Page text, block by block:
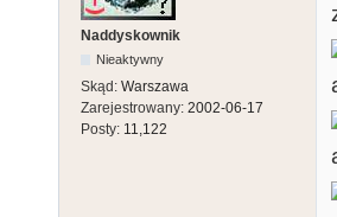
Naddyskownik
Nieaktywny
Skąd: Warszawa
Zarejestrowany: 2002-06-17
Posty: 11,122